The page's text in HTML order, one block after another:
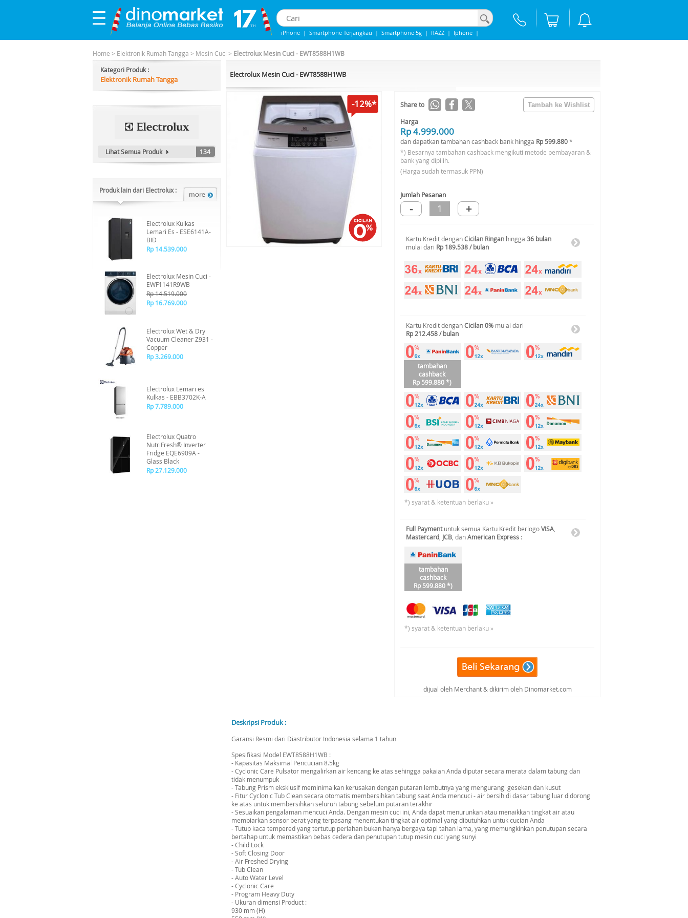
iPhone | Smartphone Terjangkau | Smartphone 5g | flAZZ | Iphone |
Home > Elektronik Rumah Tangga > Mesin Cuci > Electrolux Mesin Cuci - EWT8588H1WB
Kategori Produk :
Elektronik Rumah Tangga
Lihat Semua Produk 134
Produk lain dari Electrolux :
Electrolux Kulkas
Lemari Es - ESE6141A-
BID
Rp 14.539.000
Electrolux Mesin Cuci -
EWF1141R9WB
Rp 14.519.000
Rp 16.769.000
Electrolux Wet & Dry
Vacuum Cleaner Z931 -
Copper
Rp 3.269.000
Electrolux Lemari es
Kulkas - EBB3702K-A
Rp 7.789.000
Electrolux Quatro
NutriFresh® Inverter
Fridge EQE6909A -
Glass Black
Rp 27.129.000
Electrolux Mesin Cuci - EWT8588H1WB
-12%* Share to
Harga
Rp 4.999.000
dan dapatkan tambahan cashback bank hingga Rp 599.880*
*) Besarnya tambahan cashback mengikuti metode pembayaran &
bank yang dipilih.
(Harga sudah termasuk PPN)
Jumlah Pesanan
- 1 +
Kartu Kredit denganCicilan Ringan hingga 36 bulan
mulai dari Rp 189.538 / bulan
Kartu Kredit denganCicilan 0% mulai dari
Rp 212.458 / bulan
tambahan
cashback
Rp 599.880 *)
*) syarat & ketentuan berlaku »
Full Paymentuntuk semua Kartu Kredit berlogoVISA
Mastercard JCB , danAmerican Express :
tambahan
cashback
Rp 599.880 *)
*) syarat & ketentuan berlaku »
dijual oleh Merchant & dikirim oleh Dinomarket.com
Deskripsi Produk :
Garansi Resmi dari Diastributor Indonesia selama 1 tahun
Spesifikasi Model EWT8588H1WB :
- Kapasitas Maksimal Pencucian 8.5kg
- Cyclonic Care Pulsator mengalirkan air kencang ke atas sehingga pakaian Anda diputar secara merata dalam tabung dan
tidak menumpuk
- Tabung Prism eksklusif meminimalkan kerusakan dengan putaran lembutnya yang mengurangi gesekan dan kusut
- Fitur Cyclonic Tub Clean secara otomatis membersihkan tabung saat Anda mencuci - air bersih di dasar tabung luar didorong
ke atas untuk membersihkan seluruh tabung sebelum putaran terakhir
- Sesuaikan pengalaman mencuci Anda. Dengan mesin cuci ini, Anda dapat menurunkan atau menaikkan tingkat air atau
membiarkan sensor berat yang terpasang menentukan tingkat air optimal yang dibutuhkan untuk cucian Anda
- Tutup kaca tempered yang tertutup perlahan bukan hanya bergaya tapi tahan lama, yang memungkinkan penutupan secara
bertahap untuk memastikan bebas cedera dan penutupan tutup mesin cuci yang sunyi
- Child Lock
- Soft Closing Door
- Air Freshed Drying
- Tub Clean
- Auto Water Level
- Cyclonic Care
- Program Heavy Duty
- Ukuran dimensi Product :
930 mm (H)